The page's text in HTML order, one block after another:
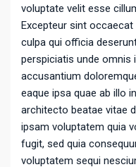
voluptate velit esse
Excepteur sint
culpa qui officia
perspiciatis unde
accusantium
eaque ipsa quae ab illo
architecto beatae vitae
ipsam voluptatem quia
fugit, sed quia
voluptatem sequi